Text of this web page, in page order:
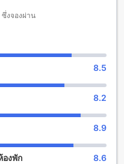
วามสะดวกในโรงแรมเลอ
ริการนวดที่โรงแรม เพื่อให้
ความสดชื่นให้กับจิตใจได้
พลาโต
ซึ่งจองผ่าน
8.5
8.2
8.9
งพัก 8.6